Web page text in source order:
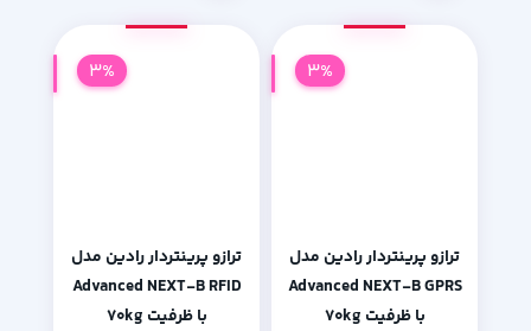
ترازو پرینتردار رادین مدل
Advanced NEXT-B GPRS
با ظرفیت ۷۰kg
3%
ترازو پرینتردار رادین مدل
Advanced NEXT-B RFID
با ظرفیت ۷۰kg
3%